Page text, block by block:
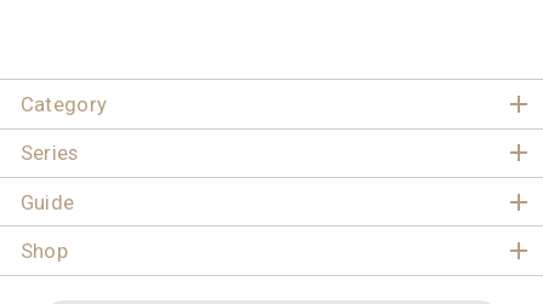
Category
Series
Guide
Shop